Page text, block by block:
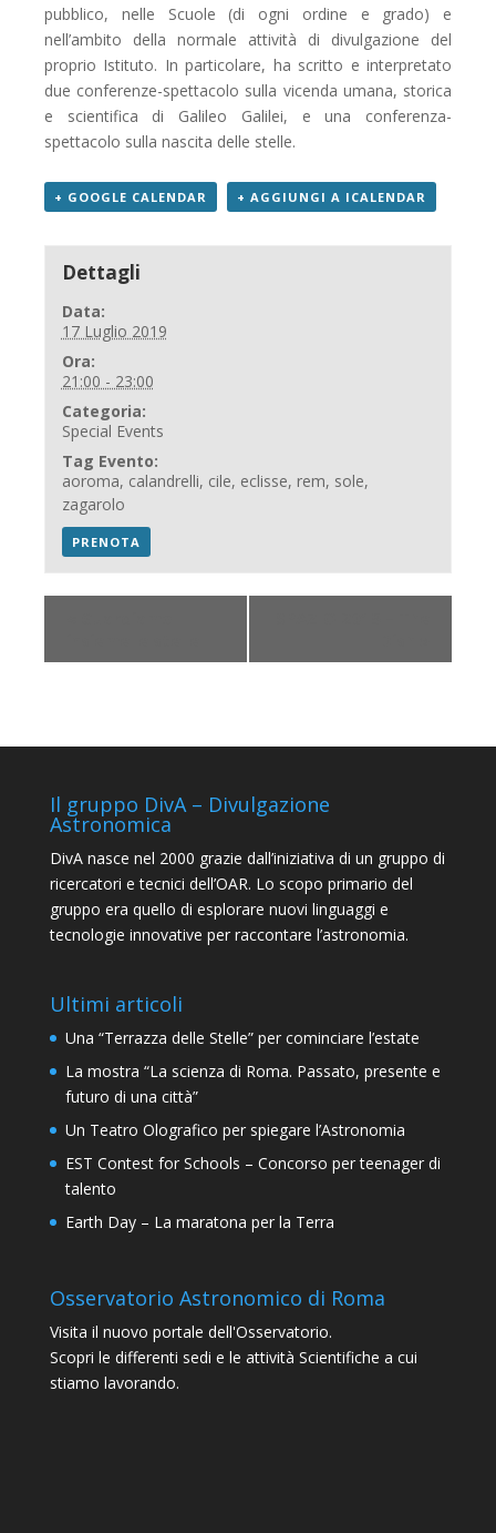
pubblico, nelle Scuole (di ogni ordine e grado) e
nell’ambito della normale attività di divulgazione del
proprio Istituto. In particolare, ha scritto e interpretato
due conferenze-spettacolo sulla vicenda umana, storica
e scientifica di Galileo Galilei, e una conferenza-
spettacolo sulla nascita delle stelle.
+ GOOGLE CALENDAR + AGGIUNGI A ICALENDAR
Dettagli
Data:
17 Luglio 2019
Ora:
21:00 - 23:00
Categoria:
Special Events
Tag Evento:
aoroma, calandrelli, cile, eclisse, rem, sole,
zagarolo
PRENOTA
Il gruppo DivA – Divulgazione
Astronomica
DivA nasce nel 2000 grazie dall’iniziativa di un gruppo di
ricercatori e tecnici dell’OAR. Lo scopo primario del
gruppo era quello di esplorare nuovi linguaggi e
tecnologie innovative per raccontare l’astronomia.
Ultimi articoli
Una “Terrazza delle Stelle” per cominciare l’estate
La mostra “La scienza di Roma. Passato, presente e
futuro di una città”
Un Teatro Olografico per spiegare l’Astronomia
EST Contest for Schools – Concorso per teenager di
talento
Earth Day – La maratona per la Terra
Osservatorio Astronomico di Roma
Visita il nuovo portale dell'Osservatorio.
Scopri le differenti sedi e le attività Scientifiche a cui
stiamo lavorando.